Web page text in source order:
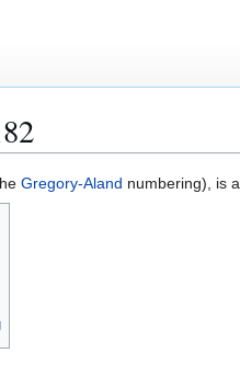
Gregory-Aland numbering), is a